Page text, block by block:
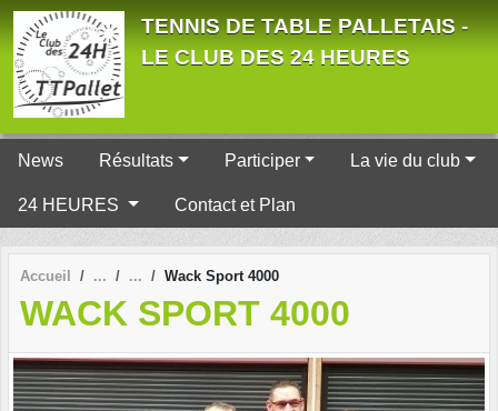
TENNIS DE TABLE PALLETAIS -
LE CLUB DES 24 HEURES
News Résultats Participer La vie du club
24 HEURES Contact et Plan
Accueil Wack Sport 4000
WACK SPORT 4000
Panneau de gestion des cookies